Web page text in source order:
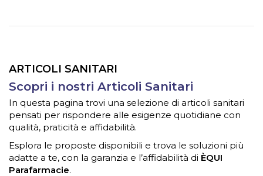
ARTICOLI SANITARI
Scopri i nostri Articoli Sanitari
In questa pagina trovi una selezione di articoli sanitari
pensati per rispondere alle esigenze quotidiane con
qualità, praticità e affidabilità.
Esplora le proposte disponibili e trova le soluzioni più
adatte a te, con la garanzia e l’affidabilità di ÈQUI
Parafarmacie.